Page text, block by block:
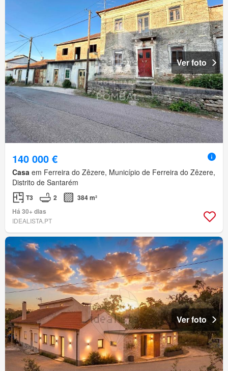
Ver foto
140 000 €
Casa em Ferreira do Zêzere, Município de Ferreira do Zêzere,
Distrito de Santarém
T3 2
384 m²
Há 30+ dias
IDEALISTA.PT
Ver foto